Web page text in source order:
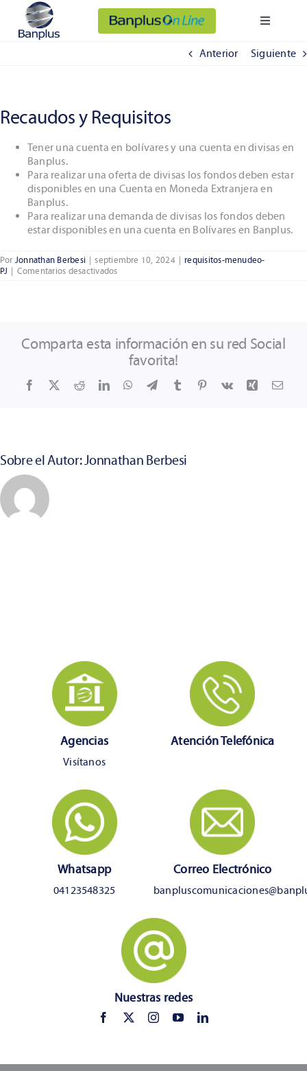
Saltar
contenido
Banplus On Line
Toggle
Somos Banplus
Anterior Siguiente
Recaudos y Requisitos
Tener una cuenta en bolívares y una cuenta en divisas en
Banplus.
Para realizar una oferta de divisas los fondos deben estar
disponibles en una Cuenta en Moneda Extranjera en
Banplus.
Para realizar una demanda de divisas los fondos deben
estar disponibles en una cuenta en Bolívares en Banplus.
Por Jonnathan Berbesi | septiembre 10, 2024 | requisitos-menudeo-
PJ | Comentarios desactivadosen
Comparta esta información en su red Social
favorita!
Facebook RedditLinkedInWhatsApp
TelegramTumblr Pinterest
Vk Xing
Sobre el Autor: Jonnathan Berbesi
Agencias
Visítanos
Atención Telefónica
Whatsapp
04123548325
Correo Electrónico
Nuestras redes